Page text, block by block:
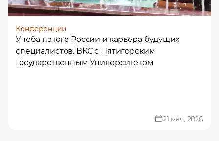
Конференции
Учеба на юге России и карьера будущих
специалистов. ВКС с Пятигорским
Государственным Университетом
21 мая, 2026